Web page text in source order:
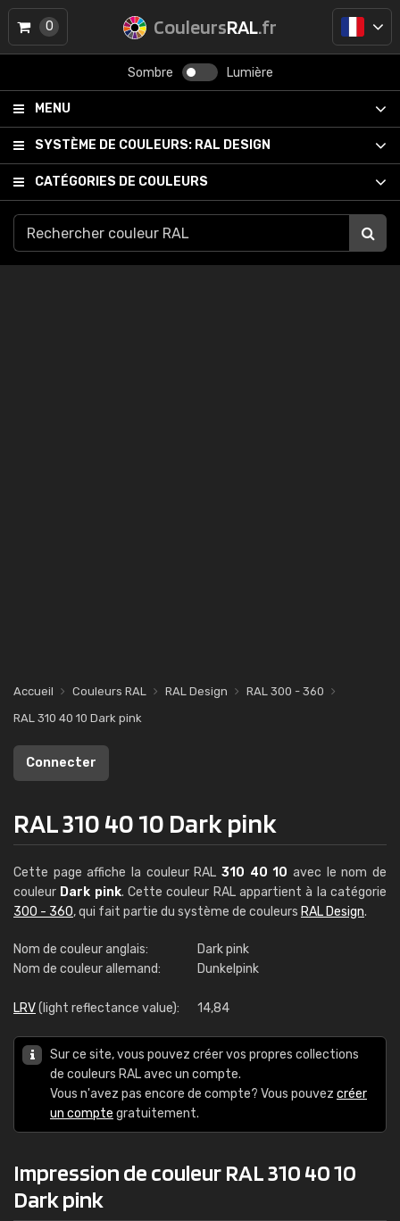
CouleursRAL.fr
Sombre Lumière
MENU
SYSTÈME DE COULEURS: RAL DESIGN
CATÉGORIES DE COULEURS
0
Accueil Couleurs RAL RAL Design
RAL 300 - 360
RAL 310 40 10 Dark pink
Connecter
RAL 310 40 10 Dark pink
Cette page affiche la couleur RAL 310 40 10 avec le nom de
couleur Dark pink. Cette couleur RAL appartient à la catégorie
300 - 360, qui fait partie du système de couleurs RAL Design.
Nom de couleur anglais:
Dark pink
Nom de couleur allemand:
Dunkelpink
LRV(light reflectance value): 14,84
Sur ce site, vous pouvez créer vos propres collections
de couleurs RAL avec un compte.
Vous n'avez pas encore de compte? Vous pouvez créer
un compte gratuitement.
Impression de couleur RAL 310 40 10
Dark pink